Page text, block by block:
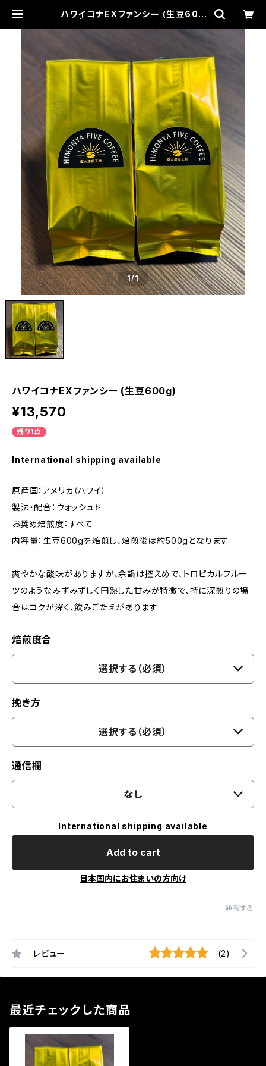
ハワイコナEXファンシー (生豆600
1/1
ハワイコナEXファンシー (生豆600g)
¥13,570
残り1点
International shipping available
原産国：アメリカ（ハワイ）
製法・配合：ウォッシュド
お奨め焙煎度：すべて
内容量：生豆600gを焙煎し、焙煎後は約500gとなります
爽やかな酸味がありますが、余韻は控えめで、トロピカルフルー
ツのようなみずみずしく円熟した甘みが特徴で、特に深煎りの場
合はコクが深く、飲みごたえがあります
焙煎度合
選択する（必須）
挽き方
選択する（必須）
通信欄
なし
International shipping available
Add to cart
日本国内にお住まいの方向け
通報する
レビュー (2)
最近チェックした商品